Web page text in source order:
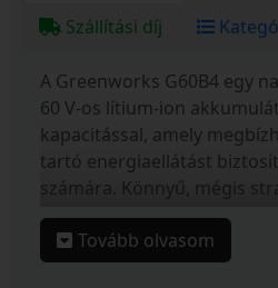
Szállítási díj
A Greenworks G60B4 egy
60 V-os lítium-ion
kapacitással, amely
tartó energiaellátást
számára. Könnyű, mégis
kialakításának
intenzívebb feladatokhoz is.
töltöttségjelző segítségével
Tovább olvasom